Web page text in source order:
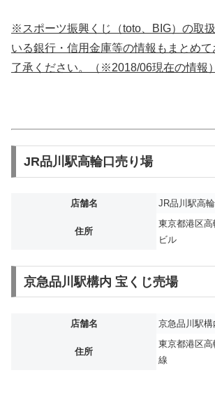
※スポーツ振興くじ（toto、BIG）の取
いる銀行・信用金庫等の情報もまとめ
了承ください。（※2018/06現在の情報）
JR品川駅高輪口売り場
店舗名 JR品川駅高
住所
東京都港区高
ビル
京急品川駅構内 宝くじ売場
店舗名 京急品川駅
住所
東京都港区高
線